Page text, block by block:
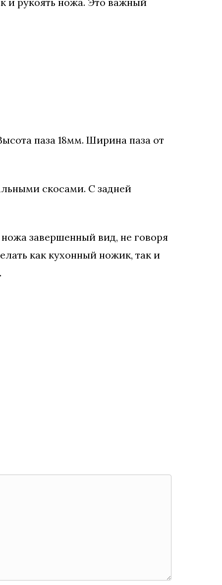
паза 18мм. Ширина паза от
скосами. С задней
завершенный вид, не говоря
как кухонный ножик, так и